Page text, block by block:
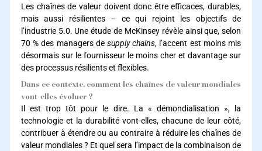
Les chaînes de valeur doivent donc être efficaces, durables,
mais aussi résilientes – ce qui rejoint les objectifs de
l’industrie 5.0. Une étude de McKinsey révèle ainsi que, selon
70 % des managers de supply chains, l’accent est moins mis
désormais sur le fournisseur le moins cher et davantage sur
des processus résilients et flexibles.
Dans ce contexte, comment les chaînes de valeur mondiales
vont-elles évoluer ?
Il est trop tôt pour le dire. La « démondialisation », la
technologie et la durabilité vont-elles, chacune de leur côté,
contribuer à étendre ou au contraire à réduire les chaînes de
valeur mondiales ? Et quel sera l’impact de la combinaison de